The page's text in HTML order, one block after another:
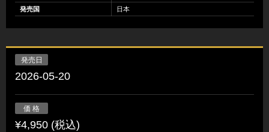
発売国
日本
発売日
2026-05-20
価 格
¥4,950 (税込)